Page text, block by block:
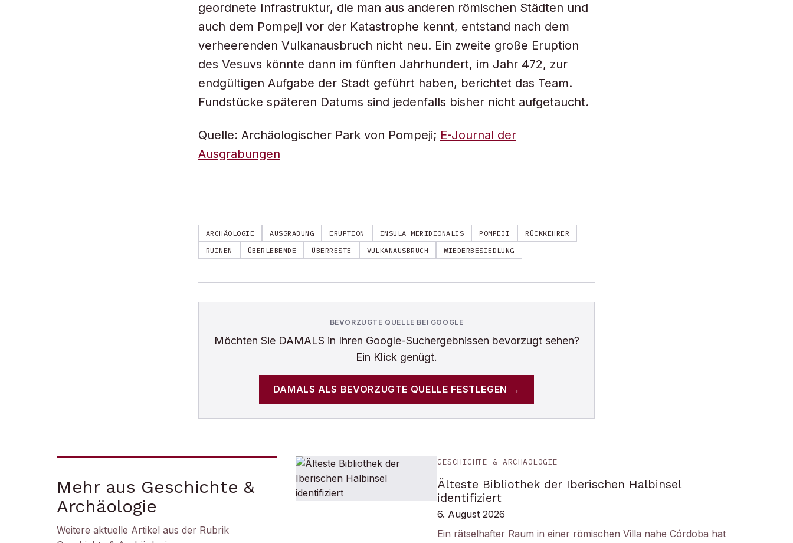
geordnete Infrastruktur, die man aus anderen römischen Städten und
auch dem Pompeji vor der Katastrophe kennt, entstand nach dem
verheerenden Vulkanausbruch nicht neu. Ein zweite große Eruption
des Vesuvs könnte dann im fünften Jahrhundert, im Jahr 472, zur
endgültigen Aufgabe der Stadt geführt haben, berichtet das Team.
Fundstücke späteren Datums sind jedenfalls bisher nicht aufgetaucht.
Quelle: Archäologischer Park von Pompeji; E-Journal der
Ausgrabungen
ARCHÄOLOGIE AUSGRABUNG ERUPTION INSULA MERIDIONALIS POMPEJI
RÜCKKEHRER
RUINEN
ÜBERLEBENDE ÜBERRESTE VULKANAUSBRUCH WIEDERBESIEDLUNG
BEVORZUGTE QUELLE BEI GOOGLE
Möchten Sie DAMALS in Ihren Google-Suchergebnissen bevorzugt sehen?
Ein Klick genügt.
DAMALS ALS BEVORZUGTE QUELLE FESTLEGEN →
Mehr aus Geschichte &
Archäologie
Weitere aktuelle Artikel aus der Rubrik
GESCHICHTE & ARCHÄOLOGIE
Älteste Bibliothek der Iberischen Halbinsel
identifiziert
6. August 2026
Ein rätselhafter Raum in einer römischen Villa nahe Córdoba hat